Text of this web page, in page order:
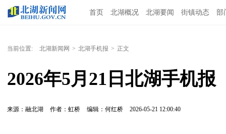
首页 北湖概况 北湖要闻 街镇动态 部
当前位置: 北湖新闻网 > 北湖手机报 > 正文
2026年5月21日北湖手机报
来源：融北湖 作者：虹桥 编辑：何红桥 2026-05-21 12:00:40